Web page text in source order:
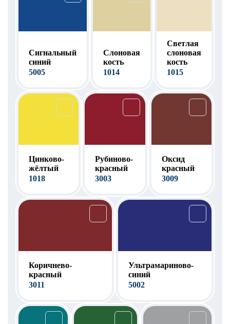
Сигнальный
синий
5005
Слоновая
кость
1014
Светлая
слоновая
кость
1015
Цинково-
жёлтый
1018
Рубиново-
красный
3003
Оксид
красный
3009
Коричнево-
красный
3011
Ультрамариново-
синий
5002